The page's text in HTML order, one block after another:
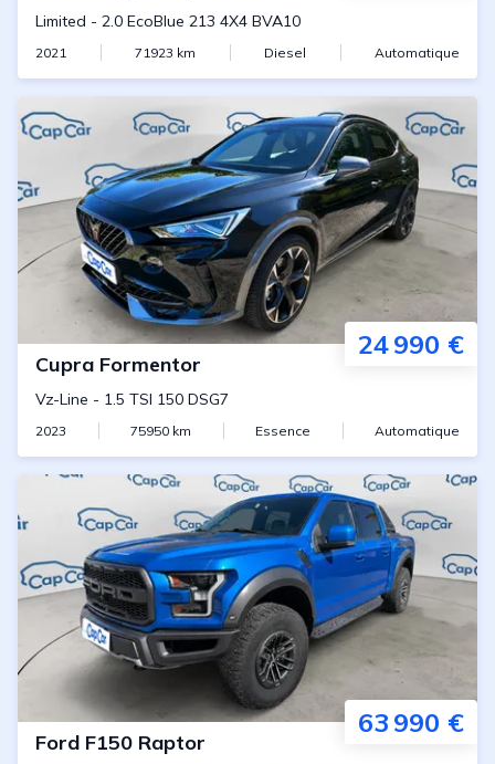
Limited - 2.0 EcoBlue 213 4X4 BVA10
2021 71923 km Diesel Automatique
24 990 €
Cupra Formentor
Vz-Line - 1.5 TSI 150 DSG7
2023 75950 km Essence Automatique
63 990 €
Ford F150 Raptor